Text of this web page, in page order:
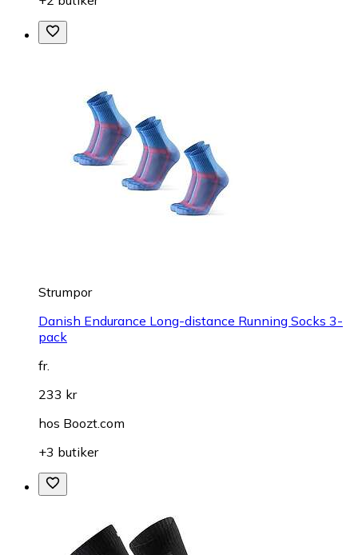
Strumpor
Danish Endurance Long-distance Running Socks 3-
pack
fr.
233 kr
hos Boozt.com
+3 butiker